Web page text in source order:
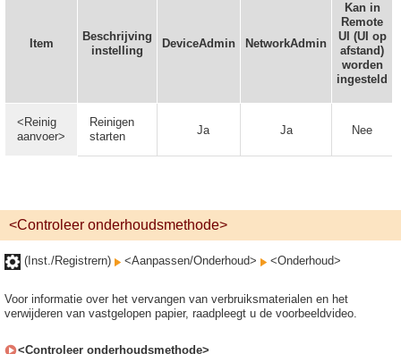
Item
Beschrijving
instelling
DeviceAdmin NetworkAdmin
Kan in
Remote
UI (UI op
afstand)
worden
ingesteld
<Reinig
aanvoer>
Reinigen
starten
Ja Ja Nee
<Controleer onderhoudsmethode>
(Inst./Registrern) <Aanpassen/Onderhoud> <Onderhoud>
Voor informatie over het vervangen van verbruiksmaterialen en het
verwijderen van vastgelopen papier, raadpleegt u de voorbeeldvideo.
<Controleer onderhoudsmethode>